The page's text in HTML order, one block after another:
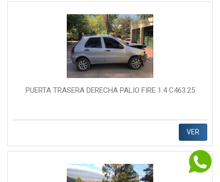
PUERTA TRASERA DERECHA PALIO FIRE 1.4 C463.25
VER